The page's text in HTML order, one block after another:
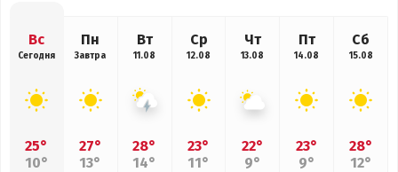
Вс
Сегодня
25°
10°
Пн
Завтра
27°
13°
Вт
11.08
28°
14°
Ср
12.08
23°
11°
Чт
13.08
22°
9°
Пт
14.08
23°
9°
Сб
15.08
28°
12°